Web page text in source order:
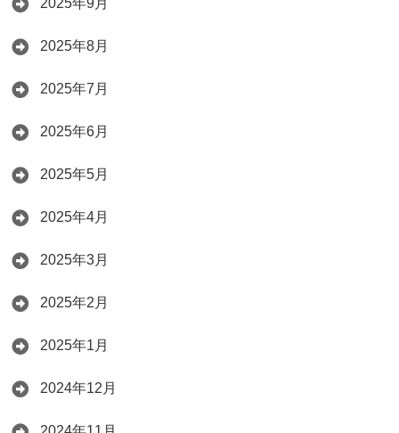
2025年9月
2025年8月
2025年7月
2025年6月
2025年5月
2025年4月
2025年3月
2025年2月
2025年1月
2024年12月